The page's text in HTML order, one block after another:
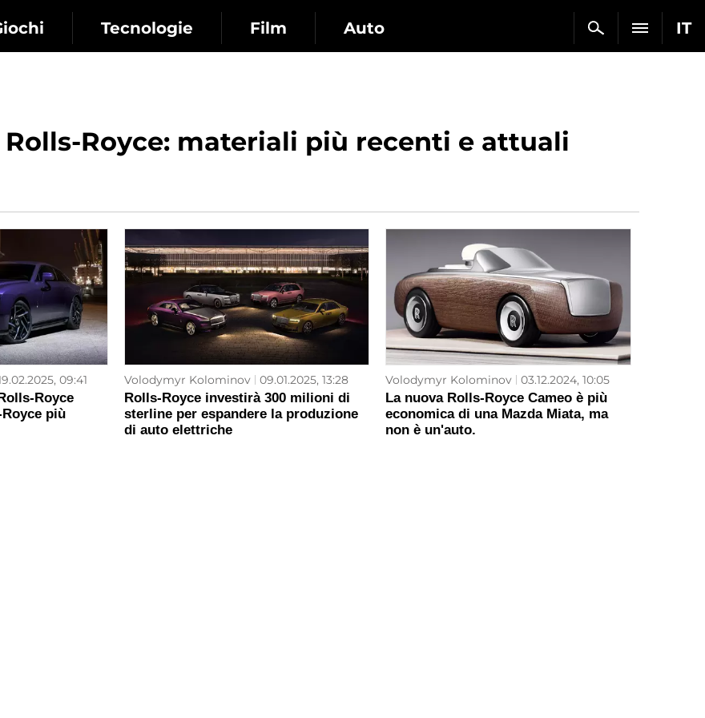
IT
Tecnologie Film Auto
Royce: materiali più recenti e attuali
09:41
Royce
più
Volodymyr Kolominov 09.01.2025, 13:28
Rolls-Royce investirà 300 milioni di
sterline per espandere la produzione
di auto elettriche
Volodymyr Kolominov 03.12.2024, 10:05
La nuova Rolls-Royce Cameo è più
economica di una Mazda Miata, ma
non è un'auto.